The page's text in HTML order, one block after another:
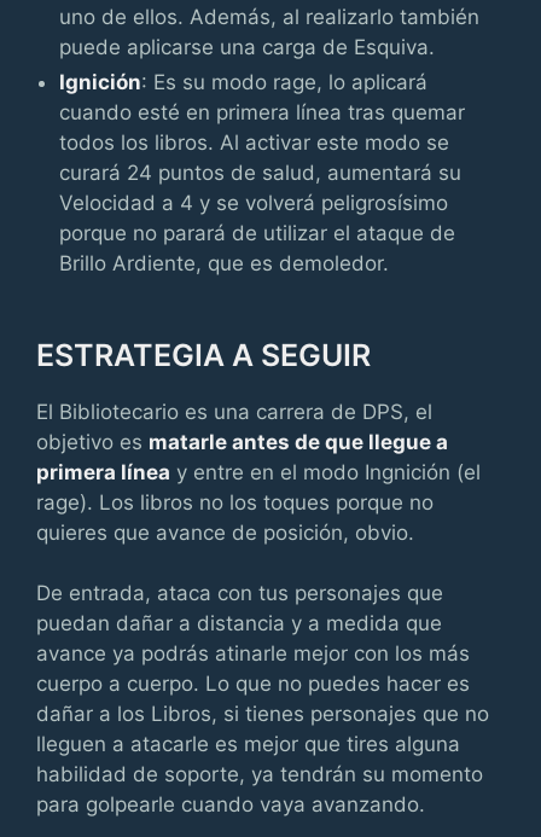
uno de ellos. Además, al realizarlo también
puede aplicarse una carga de Esquiva.
Ignición: Es su modo rage, lo aplicará
cuando esté en primera línea tras quemar
todos los libros. Al activar este modo se
curará 24 puntos de salud, aumentará su
Velocidad a 4 y se volverá peligrosísimo
porque no parará de utilizar el ataque de
Brillo Ardiente, que es demoledor.
ESTRATEGIA A SEGUIR
El Bibliotecario es una carrera de DPS, el
objetivo es matarle antes de que llegue a
primera línea y entre en el modo Ingnición (el
rage). Los libros no los toques porque no
quieres que avance de posición, obvio.
De entrada, ataca con tus personajes que
puedan dañar a distancia y a medida que
avance ya podrás atinarle mejor con los más
cuerpo a cuerpo. Lo que no puedes hacer es
dañar a los Libros, si tienes personajes que no
lleguen a atacarle es mejor que tires alguna
habilidad de soporte, ya tendrán su momento
para golpearle cuando vaya avanzando.